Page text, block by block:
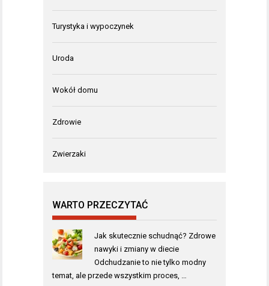
Turystyka i wypoczynek
Uroda
Wokół domu
Zdrowie
Zwierzaki
WARTO PRZECZYTAĆ
Jak skutecznie schudnąć? Zdrowe
nawyki i zmiany w diecie
Odchudzanie to nie tylko modny
temat, ale przede wszystkim proces, …